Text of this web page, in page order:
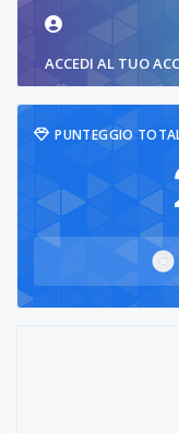
ACCEDI AL TUO
PUNTEGGIO